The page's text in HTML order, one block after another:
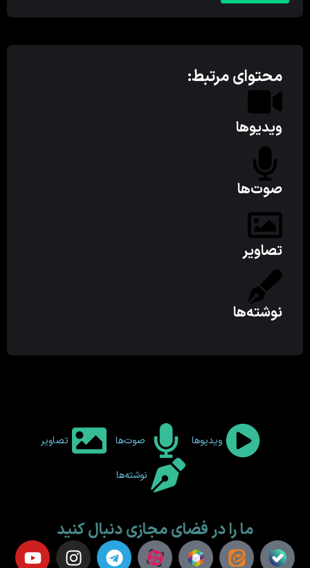
محتوای مرتبط:
ویدیوها
صوت‌ها
تصاویر
نوشته‌ها
ویدیوها صوت‌ها تصاویر
نوشته‌ها
ما را در فضای مجازی دنبال کنید